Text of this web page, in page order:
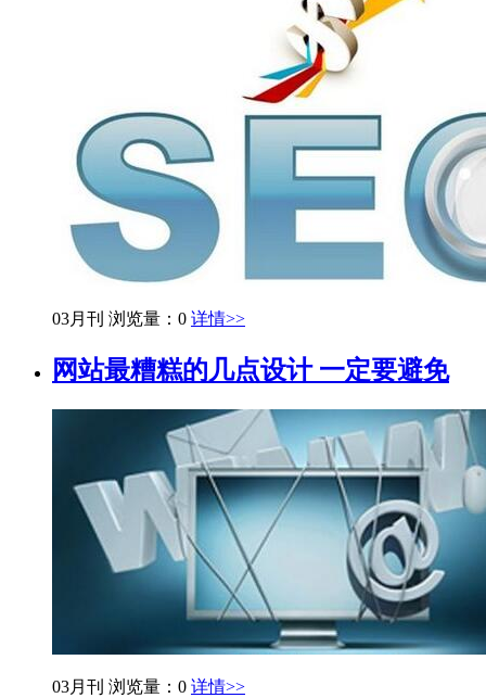
03月刊 浏览量：0 详情>>
网站最糟糕的几点设计 一定要避免
03月刊 浏览量：0 详情>>